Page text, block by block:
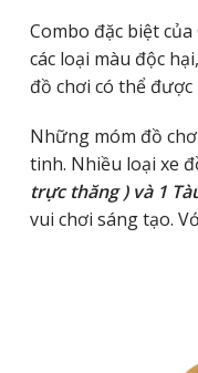
Combo đặc biệt
các loại màu độc
đồ chơi có thể được
Những móm đồ
tinh. Nhiều loại xe
trực thăng ) và 1
vui chơi sáng tạo.